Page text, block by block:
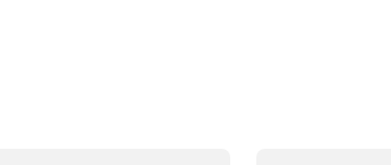
of ander daktype? Dan is deze